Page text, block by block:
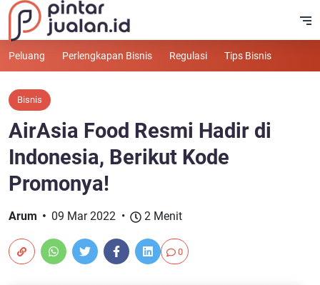
Peluang Perlengkapan Bisnis Regulasi Tips Bisnis
Bisnis
AirAsia Food Resmi Hadir di
Indonesia, Berikut Kode
Promonya!
Arum 09 Mar 2022 2 Menit
0